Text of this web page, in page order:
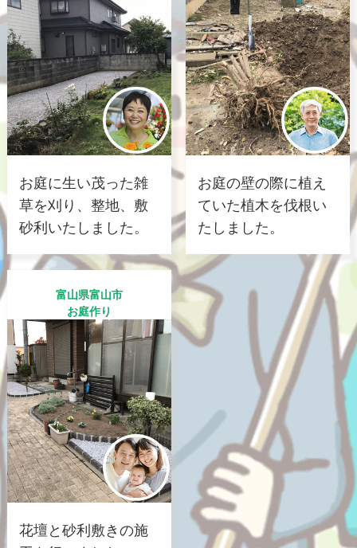
お庭に生い茂った雑
草を刈り、整地、敷
砂利いたしました。
お庭の壁の際に植え
ていた植木を伐根い
たしました。
富山県富山市
お庭作り
花壇と砂利敷きの施